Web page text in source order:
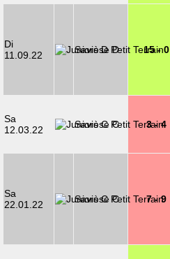
Di
11.09.22
Savièse D 15 - 0
Sa
12.03.22
Savièse C 3 - 4
Sa
22.01.22
Savièse C 7 - 9